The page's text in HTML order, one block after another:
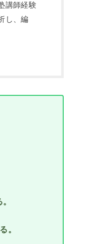
講師経験
し、編
。